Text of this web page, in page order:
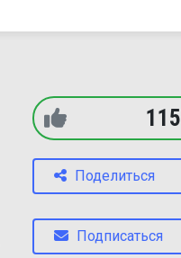
115
Поделиться
Подписаться